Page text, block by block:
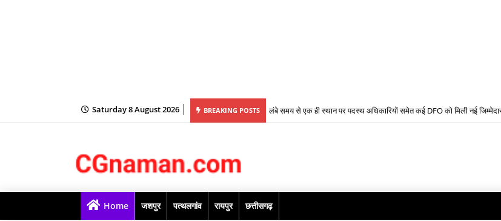
Saturday 8 August 2026 BREAKING POSTS
Home जशपुर पत्थलगांव रायपुर छत्तीसगढ़